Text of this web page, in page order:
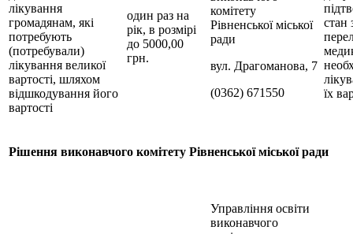
лікування
громадянам, які
потребують
(потребували)
лікування великої
вартості, шляхом
відшкодування його
вартості
один раз на
рік, в розмірі
до 5000,00
грн.
комітету
Рівненської міської
ради
вул. Драгоманова, 7
(0362) 671550
стан
їх
Рішення виконавчого комітету Рівненської міської ради
Управління освіти
виконавчого